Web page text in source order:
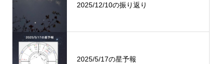
2025/12/10の振り返り
2025/5/17の星予報